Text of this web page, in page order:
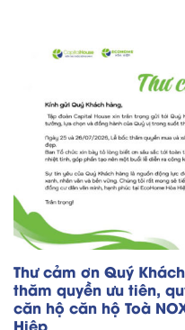
Thư cảm ơn Quý
thăm quyền ưu tiên,
căn hộ căn hộ Toà
Hiệp